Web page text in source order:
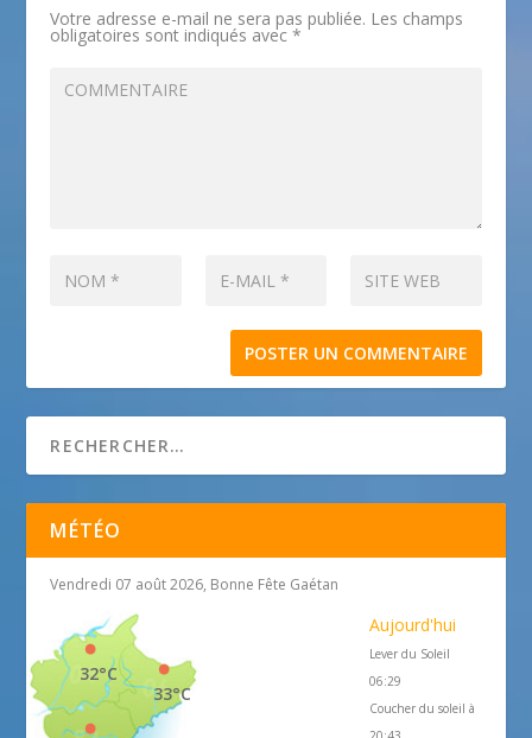
Votre adresse e-mail ne sera pas publiée. Les champs
obligatoires sont indiqués avec*
MÉTÉO
Vendredi 07 août 2026, Bonne Fête Gaétan
33°C
32°C
Aujourd'hui
Lever du Soleil
06:29
Coucher du soleil à